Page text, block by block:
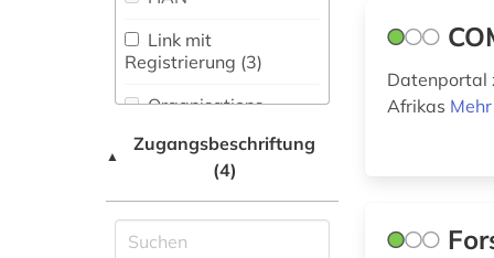
(0)
Natur- und
Umweltschutz (0)
Geschichte (0)
Pädagogik (1)
Philosophie (1)
firma (1)
flucht (1)
forschungsdaten (2)
frankreich (1)
frau (1)
Link mit
Registrierung (3)
Organisations-
Shibboleth
Zugriff vor Ort
▲
Zugangsbeschriftung
(4)
Datenportal
Afrikas